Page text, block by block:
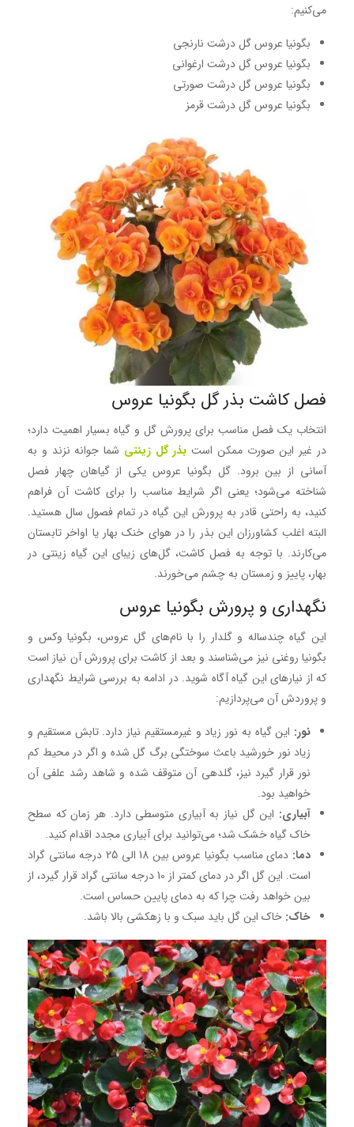
می‌کنیم:
بگونیا عروس گل درشت نارنجی
بگونیا عروس گل درشت ارغوانی
بگونیا عروس گل درشت صورتی
بگونیا عروس گل درشت قرمز
فصل کاشت بذر گل بگونیا عروس
انتخاب یک فصل مناسب برای پرورش گل و گیاه بسیار اهمیت دارد؛
در غیر این صورت ممکن است بذر گل زینتی شما جوانه نزند و به
آسانی از بین برود. گل بگونیا عروس یکی از گیاهان چهار فصل
شناخته می‌شود؛ یعنی اگر شرایط مناسب را برای کاشت آن فراهم
کنید، به راحتی قادر به پرورش این گیاه در تمام فصول سال هستید.
البته اغلب کشاورزان این بذر را در هوای خنک بهار یا اواخر تابستان
می‌کارند. با توجه به فصل کاشت، گل‌های زیبای این گیاه زینتی در
بهار، پاییز و زمستان به چشم می‌خورند.
نگهداری و پرورش بگونیا عروس
این گیاه چندساله و گلدار را با نام‌های گل عروس، بگونیا وکس و
بگونیا روغنی نیز می‌شناسند و بعد از کاشت برای پرورش آن نیاز است
که از نیارهای این گیاه آگاه شوید. در ادامه به بررسی شرایط نگهداری
و پروردش آن می‌پردازیم:
نور: این گیاه به نور زیاد و غیرمستقیم نیاز دارد. تابش مستقیم و
زیاد نور خورشید باعث سوختگی برگ گل شده و اگر در محیط کم
نور قرار گیرد نیز، گلدهی آن متوقف شده و شاهد رشد علفی آن
خواهید بود.
آبیاری: این گل نیاز به آبیاری متوسطی دارد. هر زمان که سطح
خاک گیاه خشک شد؛ می‌توانید برای آبیاری مجدد اقدام کنید.
دما:
دمای مناسب بگونیا عروس بین 18 الی 25 درجه سانتی گراد
است. این گل اگر در دمای کمتر از 10 درجه سانتی گراد قرار گیرد، از
بین خواهد رفت چرا که به دمای پایین حساس است.
خاک: خاک این گل باید سبک و با زهکشی بالا باشد.